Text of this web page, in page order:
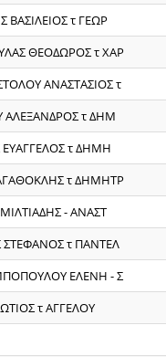
ΒΑΣΙΛΕΙΟΣ τ ΓΕΩΡ
ΘΕΟΔΩΡΟΣ τ ΧΑΡ
ΑΝΑΣΤΑΣΙΟΣ τ
ΑΛΕΞΑΝΔΡΟΣ τ ΔΗΜ
ΕΥΑΓΓΕΛΟΣ τ ΔΗΜΗ
τ ΔΗΜΗΤΡ
- ΑΝΑΣΤ
τ ΠΑΝΤΕΛ
ΕΛΕΝΗ - Σ
τ AΓΓΕΛΟΥ